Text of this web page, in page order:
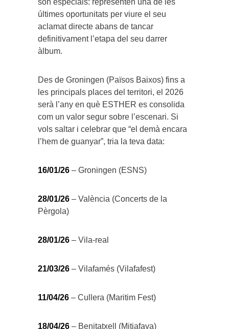
últimes oportunitats per viure el seu
aclamat directe abans de tancar
definitivament l’etapa del seu darrer
àlbum.
Des de Groningen (Països Baixos) fins a
les principals places del territori, el 2026
serà l’any en què ESTHER es consolida
com un valor segur sobre l’escenari. Si
vols saltar i celebrar que “el demà encara
l’hem de guanyar”, tria la teva data:
16/01/26 – Groningen (ESNS)
28/01/26 – València (Concerts de la
Pèrgola)
28/01/26 – Vila-real
21/03/26 – Vilafamés (Vilafafest)
11/04/26 – Cullera (Maritim Fest)
18/04/26 – Benitatxell (Mitjafava)